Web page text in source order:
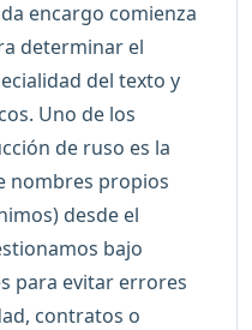
encargo comienza
determinar el
del texto y
Uno de los
de ruso es la
nombres propios
desde el
bajo
para evitar errores
contratos o